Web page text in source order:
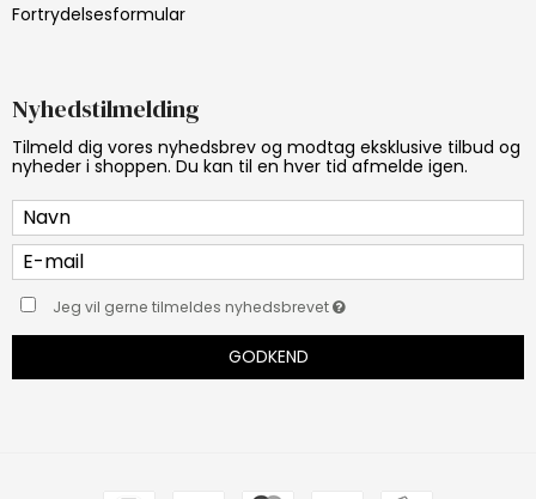
Fortrydelsesformular
Nyhedstilmelding
Tilmeld dig vores nyhedsbrev og modtag eksklusive tilbud og
nyheder i shoppen. Du kan til en hver tid afmelde igen.
Jeg vil gerne tilmeldes nyhedsbrevet
GODKEND